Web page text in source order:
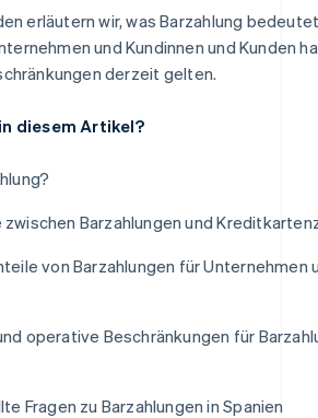
erläutern wir, was Barzahlung
und Kundinnen und Kunden
derzeit gelten.
diesem Artikel?
Barzahlungen und
von Barzahlungen für Unternehmen
operative Beschränkungen für
Fragen zu Barzahlungen in Spanien